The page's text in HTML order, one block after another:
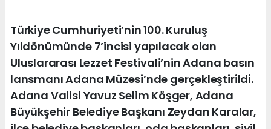
Türkiye Cumhuriyeti’nin 100. Kuruluş
Yıldönümünde 7’incisi yapılacak olan
Uluslararası Lezzet Festivali’nin Adana basın
lansmanı Adana Müzesi’nde gerçekleştirildi.
Adana Valisi Yavuz Selim Köşger, Adana
Büyükşehir Belediye Başkanı Zeydan Karalar,